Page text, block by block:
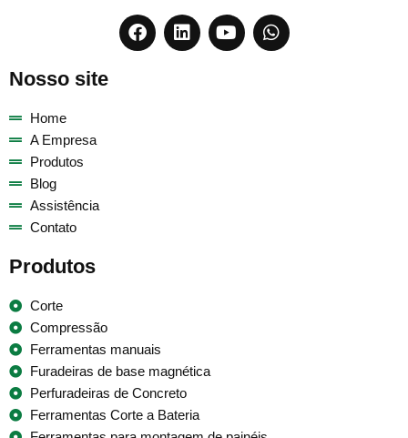
Nosso site
Home
A Empresa
Produtos
Blog
Assistência
Contato
Produtos
Corte
Compressão
Ferramentas manuais
Furadeiras de base magnética
Perfuradeiras de Concreto
Ferramentas Corte a Bateria